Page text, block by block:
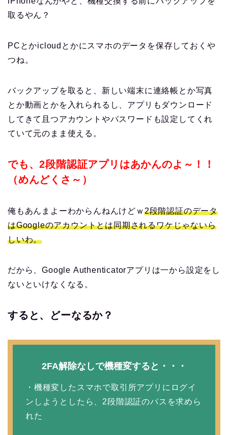
取るやん？
PCとかicloudとかにスマホのデータを保存しておくや
つね。
バックアップを取ると、新しい端末に連絡帳とか写真
とか動画とかを入れられるし、アプリもダウンロード
してきて且つアカウントやパスワードも設定してくれ
ていて元のまま使える。
でも、2段階認証アプリはあかんのよ～！！
（めんどくさ～）
俺もあんまよーわからんねんけどｗ 2段階認証のデータ
はGoogleのアカウントとは同期されるワケじゃないら
しいわ。
だから、Google Authenticatorアプリは一から設定をし
ないといけなくなる。
すると、どーなるか？
2FA解除なしで機種変すると・・・
・機種変したスマホで取引所アプリにログイ
ンしようとしたら、2段階認証のパスを求めら
れた